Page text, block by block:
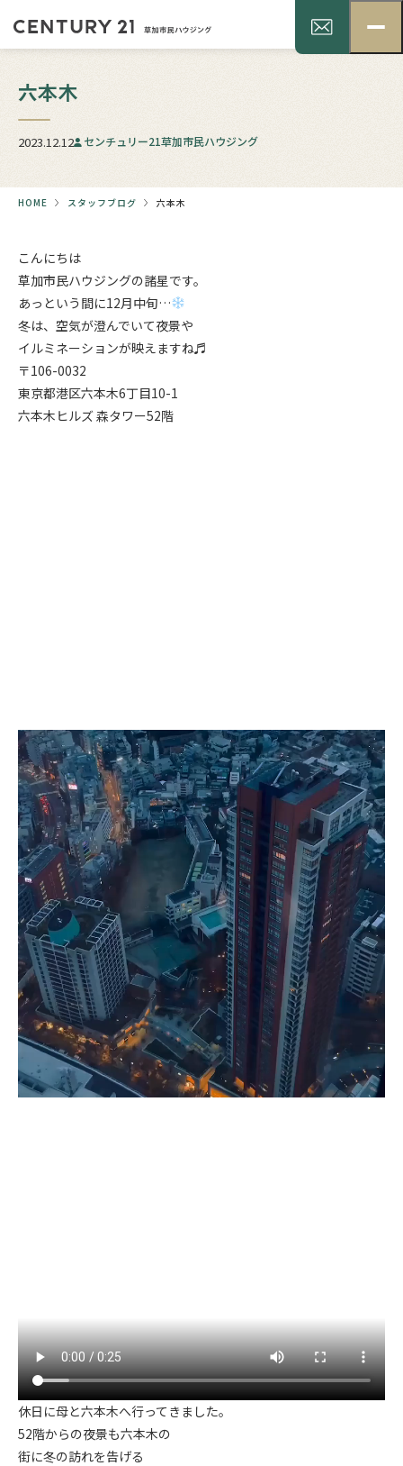
六本木
2023.12.12 センチュリー21草加市民ハウジング
HOME スタッフブログ 六本木
こんにちは
草加市民ハウジングの諸星です。
あっという間に12月中旬…
冬は、空気が澄んでいて夜景や
イルミネーションが映えますね♬
〒106-0032
東京都港区六本木6丁目10-1
六本木ヒルズ 森タワー52階
休日に母と六本木へ行ってきました。
52階からの夜景も六本木の
街に冬の訪れを告げる